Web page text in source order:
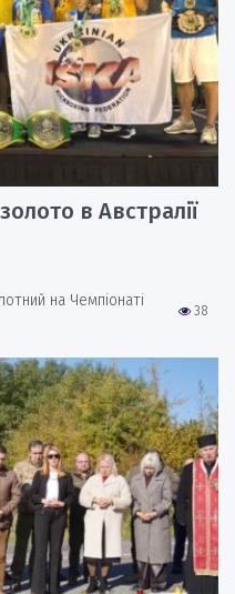
в Австралії
38
на Чемпіонаті